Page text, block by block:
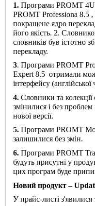
1. Програми PROMT
PROMT Professiona 8.5
покращене ядро
його якість. 2.
словників був істотно
перекладу.
3. Програми PROMT
Expert 8.5 отримали
інтерфейсу
4. Словники та колекції
змінилися і без
нової версії.
5.ПрограмиPROMT
залишилися без змін.
6. ПрограмиPROMT
будуть присутні у
цих програм буде
Новий продукт –
У прайс-листі з'явилися